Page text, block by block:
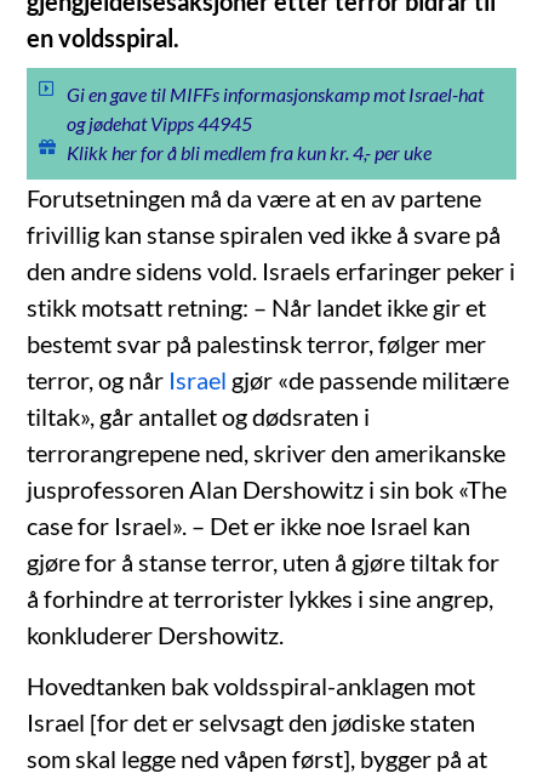
en voldsspiral.
Gi en gave til MIFFs informasjonskamp mot Israel-hat
og jødehat Vipps 44945
Klikk her for å bli medlem fra kun kr. 4,- per uke
Forutsetningen må da være at en av partene
frivillig kan stanse spiralen ved ikke å svare på
den andre sidens vold. Israels erfaringer peker i
stikk motsatt retning: – Når landet ikke gir et
bestemt svar på palestinsk terror, følger mer
terror, og når Israel gjør «de passende militære
tiltak», går antallet og dødsraten i
terrorangrepene ned, skriver den amerikanske
jusprofessoren Alan Dershowitz i sin bok «The
case for Israel». – Det er ikke noe Israel kan
gjøre for å stanse terror, uten å gjøre tiltak for
å forhindre at terrorister lykkes i sine angrep,
konkluderer Dershowitz.
Hovedtanken bak voldsspiral-anklagen mot
Israel [for det er selvsagt den jødiske staten
som skal legge ned våpen først], bygger på at